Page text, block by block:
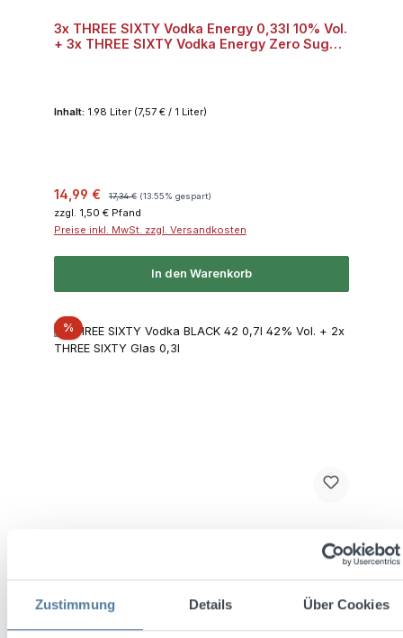
Zustimmung Details Über Cookies
3x THREE SIXTY Vodka Energy 0,33l 10% Vol.
+ 3x THREE SIXTY Vodka Energy Zero Sugar
Inhalt: 1.98 Liter (7,57 € / 1 Liter)
Verkaufspreis:
14,99 € 17,34 € (13.55% gespart)
zzgl. 1,50 € Pfand
Preise inkl. MwSt. zzgl. Versandkosten
In den Warenkorb
%Rabatt
THREE SIXTY Vodka BLACK 42 0,7l 42% Vol.